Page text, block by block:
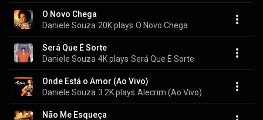
O Novo Chega
Daniele Souza 20K plays O Novo Chega
Será Que É Sorte
Daniele Souza 4K plays Será Que É Sorte
Onde Está o Amor (Ao Vivo)
Daniele Souza 3.2K plays Alecrim (Ao Vivo)
Não Me Esqueça